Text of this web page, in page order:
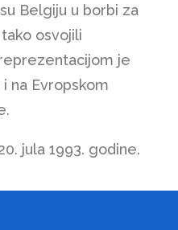
Belgiju u borbi za
osvojili
je
na Evropskom
jula 1993. godine.